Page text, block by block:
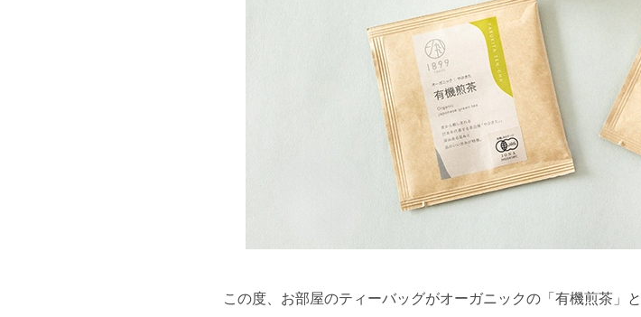
この度、お部屋のティーバッグがオーガニックの「有機煎茶」